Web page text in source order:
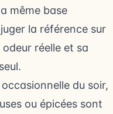
même base
la référence sur
réelle et sa
occasionnelle du soir,
ou épicées sont